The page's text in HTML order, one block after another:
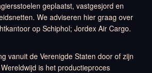
geplaatst, vastgesjord en
We adviseren hier graag over
op Schiphol; Jordex Air Cargo.
vanuit de Verenigde Staten door of zijn
is het productieproces